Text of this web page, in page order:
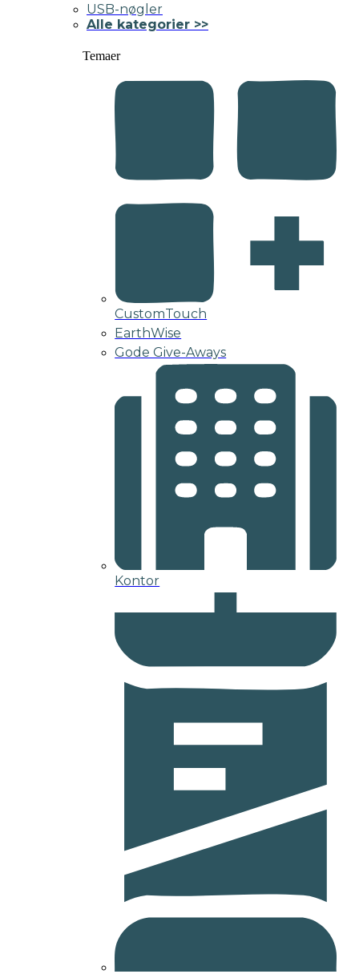
USB-nøgler
Alle kategorier >>
Temaer
CustomTouch
EarthWise
Gode Give-Aways
Kontor